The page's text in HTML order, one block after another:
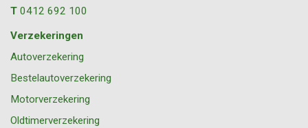
T 0412 692 100
Verzekeringen
Autoverzekering
Bestelautoverzekering
Motorverzekering
Oldtimerverzekering